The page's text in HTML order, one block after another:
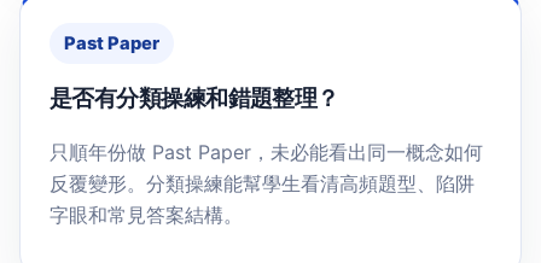
Past Paper
是否有分類操練和錯題整理？
只順年份做 Past Paper，未必能看出同一概念如何
反覆變形。分類操練能幫學生看清高頻題型、陷阱
字眼和常見答案結構。